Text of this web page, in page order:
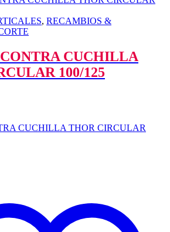
, RECAMBIOS &
CUCHILLA
100/125
CUCHILLA THOR CIRCULAR